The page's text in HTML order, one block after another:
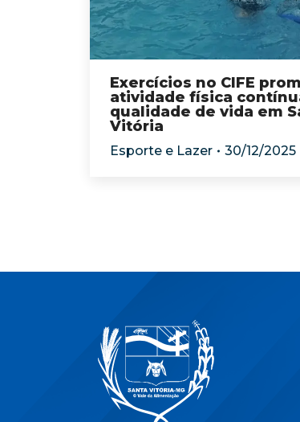
Exercícios no CIFE
atividade física
qualidade de vida em
Vitória
Esporte e Lazer 30/12/2025